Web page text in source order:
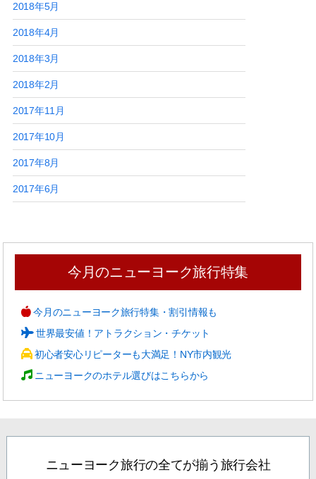
2018年5月
2018年4月
2018年3月
2018年2月
2017年11月
2017年10月
2017年8月
2017年6月
今月のニューヨーク旅行特集
今月のニューヨーク旅行特集・割引情報も
世界最安値！アトラクション・チケット
初心者安心リピーターも大満足！NY市内観光
ニューヨークのホテル選びはこちらから
ニューヨーク旅行の全てが揃う旅行会社